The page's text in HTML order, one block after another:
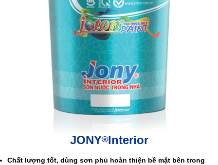
JONY®Interior
Chất lượng tốt, dùng sơn phủ hoàn thiện bề mặt bên trong